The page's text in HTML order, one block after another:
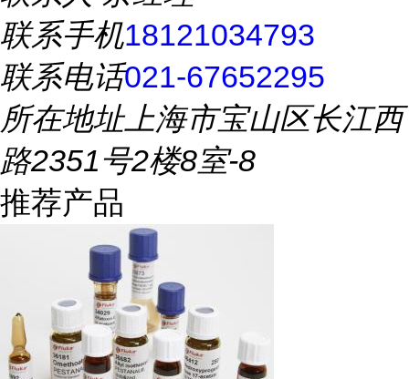
联系手机18121034793
联系电话021-67652295
所在地址上海市宝山区长江西
路2351号2楼8室-8
推荐产品